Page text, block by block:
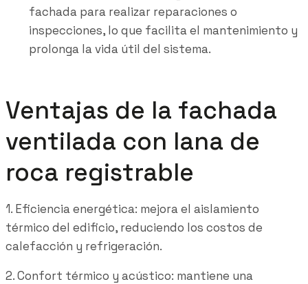
fachada para realizar reparaciones o
inspecciones, lo que facilita el mantenimiento y
prolonga la vida útil del sistema.
Ventajas de la fachada
ventilada con lana de
roca registrable
1. Eficiencia energética: mejora el aislamiento
térmico del edificio, reduciendo los costos de
calefacción y refrigeración.
2. Confort térmico y acústico: mantiene una